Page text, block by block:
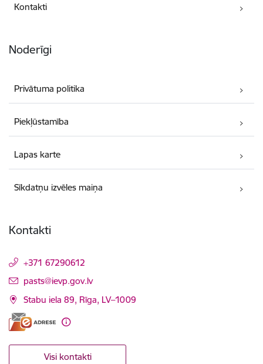
Kontakti
Noderīgi
Privātuma politika
Piekļūstamība
Lapas karte
Sīkdatņu izvēles maiņa
Kontakti
+371 67290612
E-pasts:
pasts@ievp.gov.lv
Stabu iela 89, Rīga, LV–1009
Visi kontakti